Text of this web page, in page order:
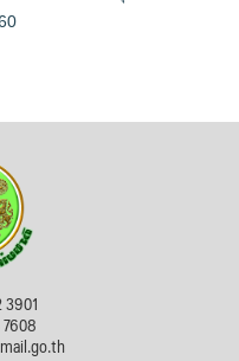
3901
7608